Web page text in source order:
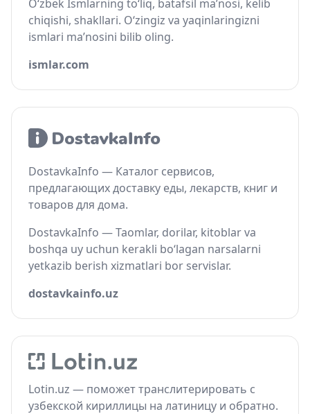
O‘zbek Ismlarning to‘liq, batafsil ma’nosi, kelib
chiqishi, shakllari. O‘zingiz va yaqinlaringizni
ismlari ma’nosini bilib oling.
ismlar.com
DostavkaInfo — Каталог сервисов,
предлагающих доставку еды, лекарств, книг и
товаров для дома.
DostavkaInfo — Taomlar, dorilar, kitoblar va
boshqa uy uchun kerakli bo‘lagan narsalarni
yetkazib berish xizmatlari bor servislar.
dostavkainfo.uz
Lotin.uz — поможет транслитерировать с
узбекской кириллицы на латиницу и обратно.